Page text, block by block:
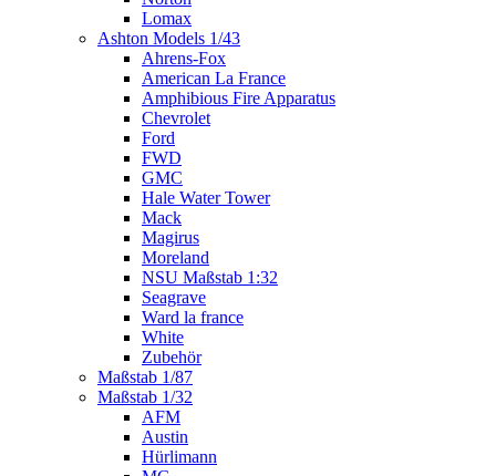
Lomax
Ashton Models 1/43
Ahrens-Fox
American La France
Amphibious Fire Apparatus
Chevrolet
Ford
FWD
GMC
Hale Water Tower
Mack
Magirus
Moreland
NSU Maßstab 1:32
Seagrave
Ward la france
White
Zubehör
Maßstab 1/87
Maßstab 1/32
AFM
Austin
Hürlimann